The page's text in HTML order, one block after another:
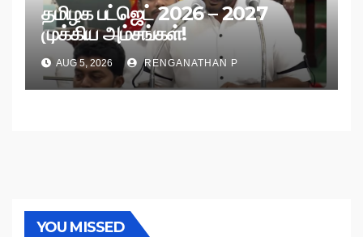
தமிழக பட்ஜெட் 2026 – 2027
முக்கிய அம்சங்கள்!
AUG 5, 2026 RENGANATHAN P
YOU MISSED